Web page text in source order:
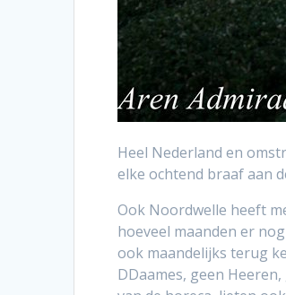
Heel Nederland en
elke ochtend braaf aan
Ook Noordwelle heeft
hoeveel maanden er
ook maandelijks terug
DDaames, geen